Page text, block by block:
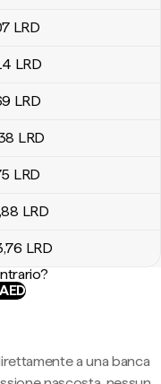
LRD
LRD
LRD
LRD
LRD
,88 LRD
,76 LRD
a una banca